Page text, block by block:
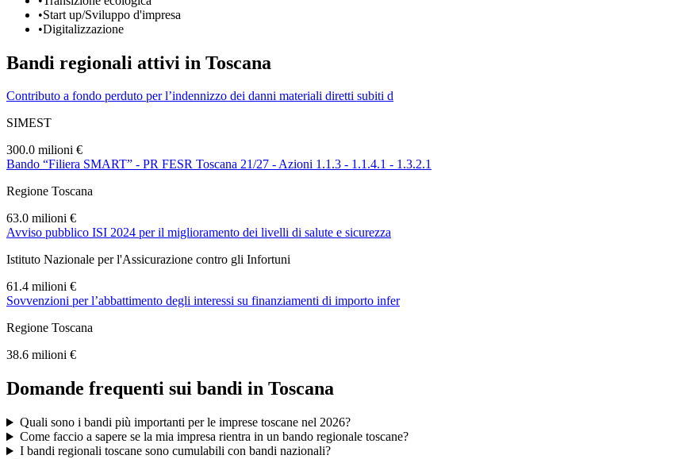
•Start up/Sviluppo d'impresa
•Digitalizzazione
Bandi regionali attivi in Toscana
Contributo a fondo perduto per l’indennizzo dei danni materiali diretti subiti d
SIMEST
300.0 milioni €
Bando “Filiera SMART” - PR FESR Toscana 21/27 - Azioni 1.1.3 - 1.1.4.1 - 1.3.2.1
Regione Toscana
63.0 milioni €
Avviso pubblico ISI 2024 per il miglioramento dei livelli di salute e sicurezza
Istituto Nazionale per l'Assicurazione contro gli Infortuni
61.4 milioni €
Sovvenzioni per l’abbattimento degli interessi su finanziamenti di importo infer
Regione Toscana
38.6 milioni €
Domande frequenti sui bandi in Toscana
Quali sono i bandi più importanti per le imprese toscane nel 2026?
Come faccio a sapere se la mia impresa rientra in un bando regionale toscane?
I bandi regionali toscane sono cumulabili con bandi nazionali?